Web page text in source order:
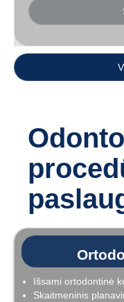
Išsami ortodontinė
Skaitmeninis